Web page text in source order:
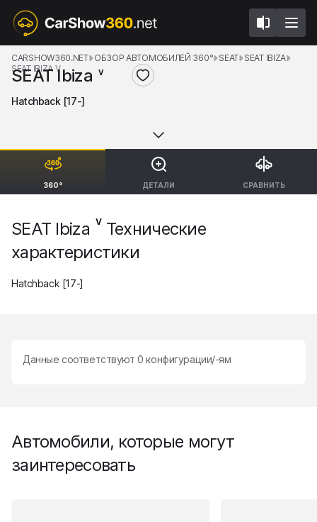
360° ДЕТАЛИ СРАВНИТЬ
CARSHOW360.NET ОБЗОР АВТОМОБИЛЕЙ 360° SEAT SEAT IBIZA
SEAT IBIZA V
SEAT Ibiza V
Hatchback [17-]
SEAT Ibiza V Технические
характеристики
Hatchback [17-]
Данные соответствуют0 конфигурации/-ям
Автомобили, которые могут
заинтересовать